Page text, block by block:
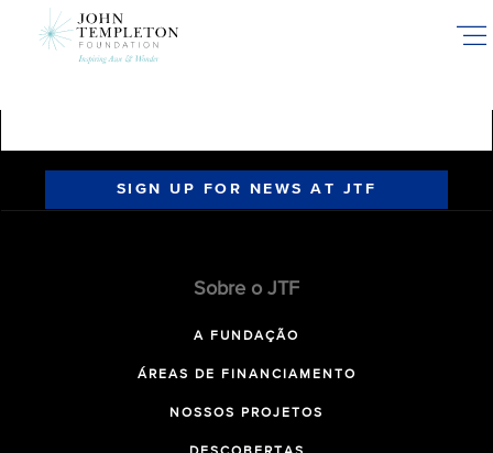
SIGN UP FOR NEWS AT JTF
Sobre o JTF
A FUNDAÇÃO
ÁREAS DE FINANCIAMENTO
NOSSOS PROJETOS